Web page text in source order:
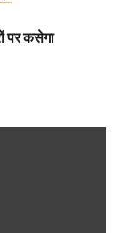
पर कसेगा